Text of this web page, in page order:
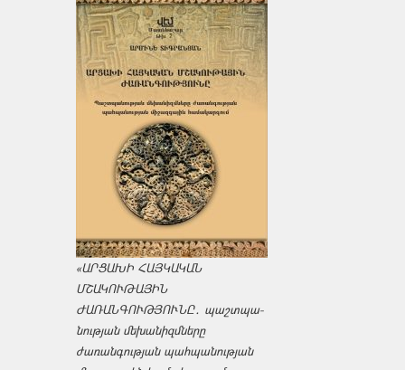
«ԱՐՑԱԽԻ ՀԱՅԿԱԿԱՆ
ՄՇԱԿՈՒԹԱՅԻՆ
ԺԱՌԱՆԳՈՒԹՅՈՒՆԸ․ պաշտպա­
նության մեխանիզմները
ժառանգության պահպանության